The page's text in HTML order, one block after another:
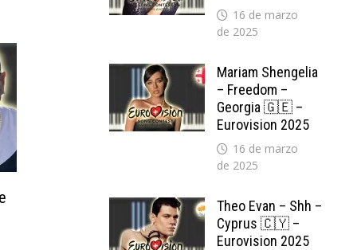
16 de marzo
de 2025
Mariam Shengelia
– Freedom –
Georgia 🇬🇪 –
Eurovision 2025
16 de marzo
de 2025
Theo Evan – Shh –
Cyprus 🇨🇾 –
Eurovision 2025